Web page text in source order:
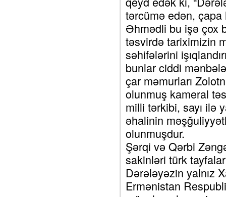
tərcümə edən, çapa
Əhmədli bu işə çox
təsvirdə tariximizin
səhifələrini
bunlar ciddi
çar məmurları
olunmuş kameral
milli tərkibi, sayı ilə
əhalinin
olunmuşdur.
Şərqi və Qərbi
sakinləri türk
Dərələyəzin yalnız
Ermənistan